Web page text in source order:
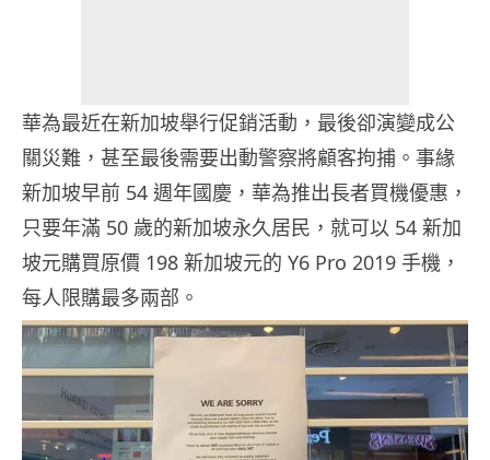
華為最近在新加坡舉行促銷活動，最後卻演變成公
關災難，甚至最後需要出動警察將顧客拘捕。事緣
新加坡早前 54 週年國慶，華為推出長者買機優惠，
只要年滿 50 歲的新加坡永久居民，就可以 54 新加
坡元購買原價 198 新加坡元的 Y6 Pro 2019 手機，
每人限購最多兩部。